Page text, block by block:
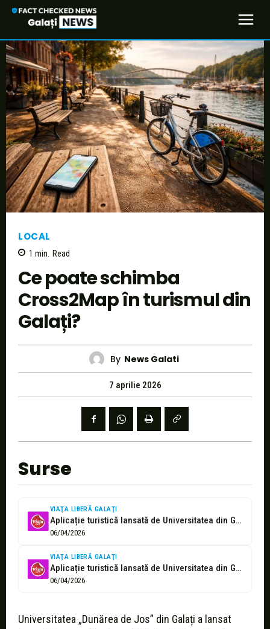
LOCAL
1 min. Read
Ce poate schimba
Cross2Map în turismul din
Galați?
By News Galati
7 aprilie 2026
Surse
VIAŢA LIBERĂ GALAŢI
Aplicație turistică lansată de Universitatea din Galați
06/04/2026
VIAŢA LIBERĂ GALAŢI
Aplicație turistică lansată de Universitatea din Galați
06/04/2026
Universitatea „Dunărea de Jos” din Galați a lansat